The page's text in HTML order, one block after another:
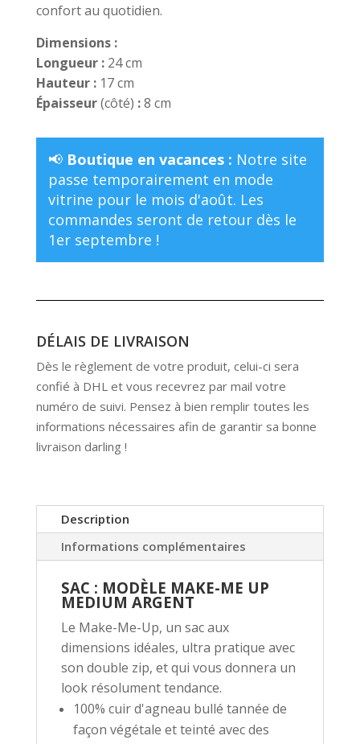
confort au quotidien.
Dimensions :
Longueur :24 cm
Hauteur :17 cm
Épaisseur(côté) :8 cm
📢 Boutique en vacances : Notre site
passe temporairement en mode
vitrine pour le mois d'août. Les
commandes seront de retour dès le
1er septembre !
DÉLAIS DE LIVRAISON
Dès le règlement de votre produit, celui-ci sera
confié à DHL et vous recevrez par mail votre
numéro de suivi. Pensez à bien remplir toutes les
informations nécessaires afin de garantir sa bonne
livraison darling !
Description
Informations complémentaires
SAC : MODÈLE MAKE-ME UP
MEDIUM ARGENT
Le Make-Me-Up, un sac aux
dimensions idéales, ultra pratique avec
son double zip, et qui vous donnera un
look résolument tendance.
100% cuir d'agneau bullé tannée de
façon végétale et teinté avec des